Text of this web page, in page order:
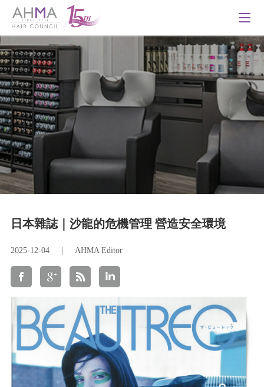
日本雜誌｜沙龍的危機管理 營造安全環境
2025-12-04 AHMA Editor